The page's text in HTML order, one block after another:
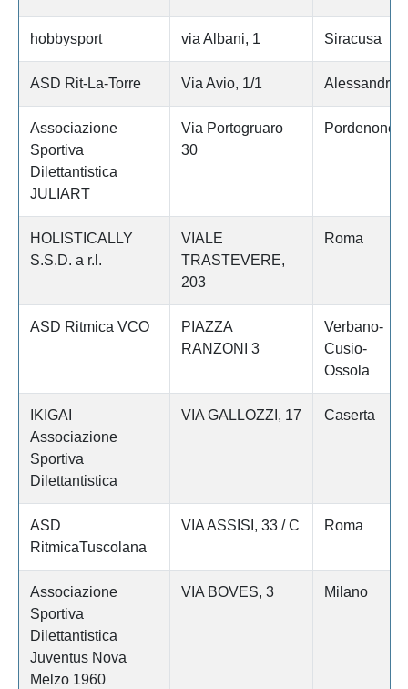
hobbysport via Albani, 1 Siracusa
ASD Rit-La-Torre Via Avio, 1/1 Alessandria
Associazione
Sportiva
Dilettantistica
JULIART
Via Portogruaro
30
Pordenone
HOLISTICALLY
S.S.D. a r.l.
VIALE
TRASTEVERE,
203
Roma
ASD Ritmica VCO
PIAZZA
RANZONI 3
Verbano-
Cusio-
Ossola
IKIGAI
Associazione
Sportiva
Dilettantistica
VIA GALLOZZI, 17 Caserta
ASD
RitmicaTuscolana
VIA ASSISI, 33 / C Roma
Associazione
Sportiva
Dilettantistica
Juventus Nova
Melzo 1960
VIA BOVES, 3 Milano